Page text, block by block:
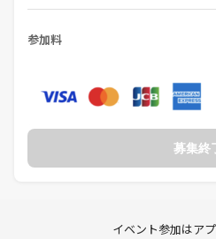
参加料
募集終
イベント参加はア